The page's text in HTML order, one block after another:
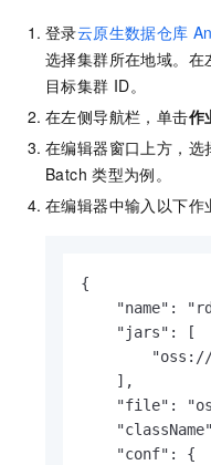
登录云原生数据仓库
选择集群所在地域。在
目标集群 ID。
在左侧导航栏，单击作
在编辑器窗口上方，选
Batch 类型为例。
在编辑器中输入以下作
{
"name":
    "jars": [
    ],
"file":
    "conf": {